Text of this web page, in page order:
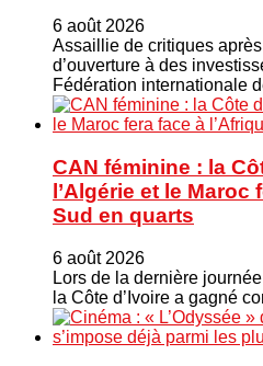
6 août 2026
Assaillie de critiques
d’ouverture à des
Fédération internationale
CAN féminine : la
l’Algérie et le Maroc
Sud en quarts
6 août 2026
Lors de la dernière
la Côte d’Ivoire a gagné